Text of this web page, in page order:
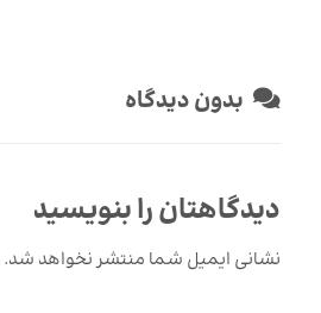
بدون دیدگاه
دیدگاهتان را بنویسید
نشانی ایمیل شما منتشر نخواهد شد.